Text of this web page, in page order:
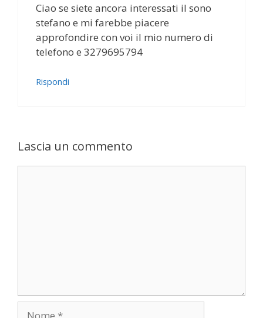
Ciao se siete ancora interessati il sono
stefano e mi farebbe piacere
approfondire con voi il mio numero di
telefono e 3279695794
Rispondi
Lascia un commento